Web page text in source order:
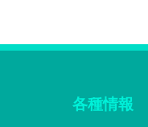
各種情報